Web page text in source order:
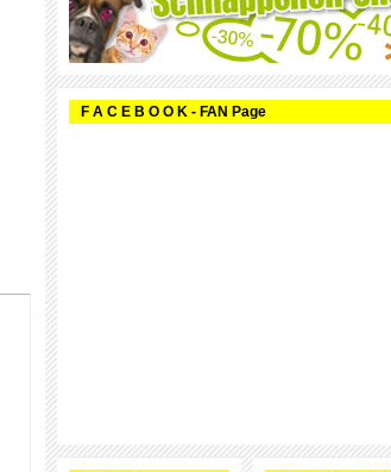
F A C E B O O K - FAN Page